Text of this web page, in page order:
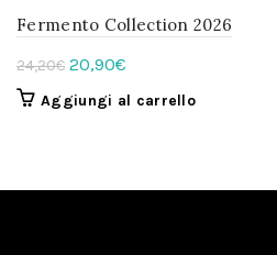
Fermento Collection 2026
24,20€ Il
prezzo
20,90€
prezzo
Aggiungi al carrello